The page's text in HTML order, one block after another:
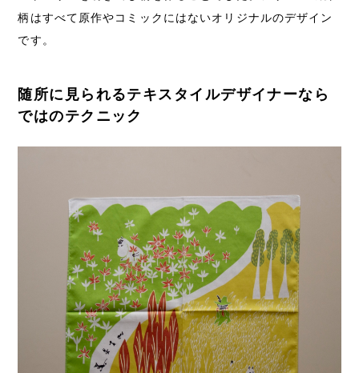
柄はすべて原作やコミックにはないオリジナルのデザイン
です。
随所に見られるテキスタイルデザイナーなら
ではのテクニック